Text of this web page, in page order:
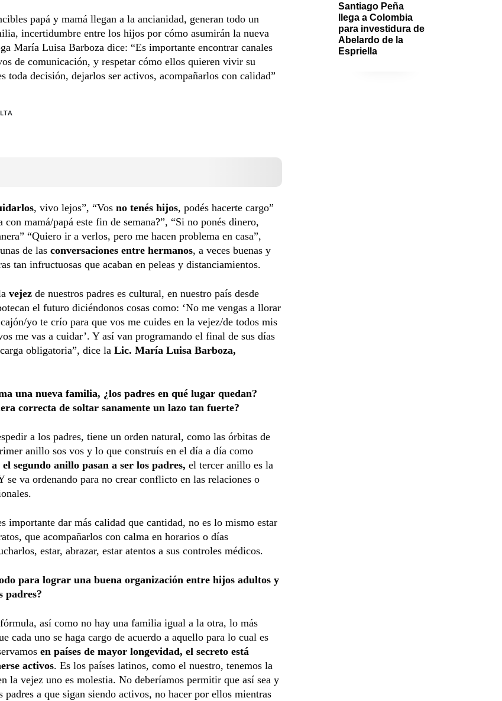
Santiago Peña
llega a Colombia
para investidura de
Abelardo de la
Espriella
papá y mamá llegan a la ancianidad, generan todo un
incertidumbre entre los hijos por cómo asumirán la nueva
María Luisa Barboza dice: “Es importante encontrar canales
de comunicación, y respetar cómo ellos quieren vivir su
toda decisión, dejarlos ser activos, acompañarlos con calidad”
, vivo lejos”, “Vos no tenés hijos, podés hacerte cargo”
con mamá/papá este fin de semana?”, “Si no ponés dinero,
“Quiero ir a verlos, pero me hacen problema en casa”,
de las conversaciones entre hermanos, a veces buenas y
tan infructuosas que acaban en peleas y distanciamientos.
vejez de nuestros padres es cultural, en nuestro país desde
el futuro diciéndonos cosas como: ‘No me vengas a llorar
yo te crío para que vos me cuides en la vejez/de todos mis
me vas a cuidar’. Y así van programando el final de sus días
obligatoria”, dice la Lic. María Luisa Barboza,
una nueva familia, ¿los padres en qué lugar quedan?
correcta de soltar sanamente un lazo tan fuerte?
a los padres, tiene un orden natural, como las órbitas de
anillo sos vos y lo que construís en el día a día como
el segundo anillo pasan a ser los padres, el tercer anillo es la
se va ordenando para no crear conflicto en las relaciones o
importante dar más calidad que cantidad, no es lo mismo estar
que acompañarlos con calma en horarios o días
estar, abrazar, estar atentos a sus controles médicos.
para lograr una buena organización entre hijos adultos y
padres?
así como no hay una familia igual a la otra, lo más
cada uno se haga cargo de acuerdo a aquello para lo cual es
en países de mayor longevidad, el secreto está
activos. Es los países latinos, como el nuestro, tenemos la
la vejez uno es molestia. No deberíamos permitir que así sea y
padres a que sigan siendo activos, no hacer por ellos mientras